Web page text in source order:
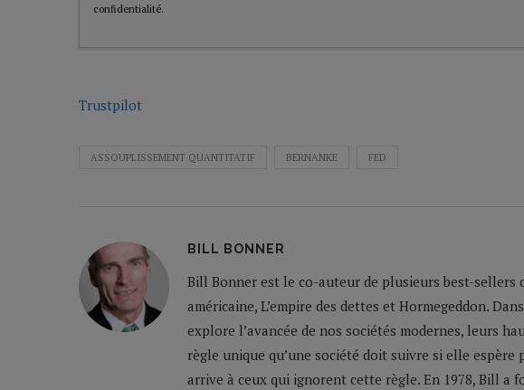
confidentialité.
Trustpilot
ASSOUPLISSEMENT QUANTITATIF BERNANKE FED
BILL BONNER
Bill Bonner est le co-auteur de plusieurs best-sellers
américaine, L’empire des dettes et Hormegeddon.
explore l’avancée de nos sociétés modernes, leurs
règle unique qu’une société doit suivre si elle
arrive à ceux qui ignorent cette règle. En 1978, Bill a